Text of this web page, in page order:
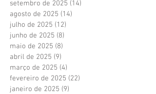
setembro de 2025 (14)
agosto de 2025 (14)
julho de 2025 (12)
junho de 2025 (8)
maio de 2025 (8)
abril de 2025 (9)
março de 2025 (4)
fevereiro de 2025 (22)
janeiro de 2025 (9)